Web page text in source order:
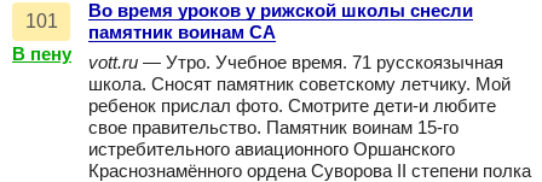
101
В пену
Во время уроков у рижской школы снесли
памятник воинам СА
vott.ru — Утро. Учебное время. 71 русскоязычная
школа. Сносят памятник советскому летчику. Мой
ребенок прислал фото. Смотрите дети-и любите
свое правительство. Памятник воинам 15-го
истребительного авиационного Оршанского
Краснознамённого ордена Суворова II степени полка